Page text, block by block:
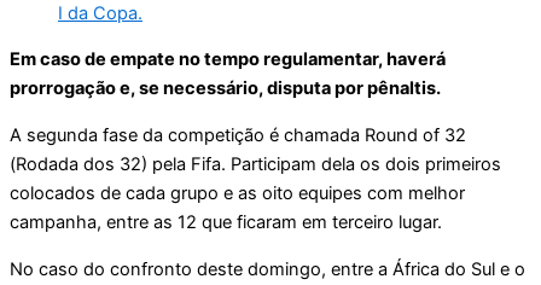
I da Copa.
Em caso de empate no tempo regulamentar, haverá
prorrogação e, se necessário, disputa por pênaltis.
A segunda fase da competição é chamada Round of 32
(Rodada dos 32) pela Fifa. Participam dela os dois primeiros
colocados de cada grupo e as oito equipes com melhor
campanha, entre as 12 que ficaram em terceiro lugar.
No caso do confronto deste domingo, entre a África do Sul e o